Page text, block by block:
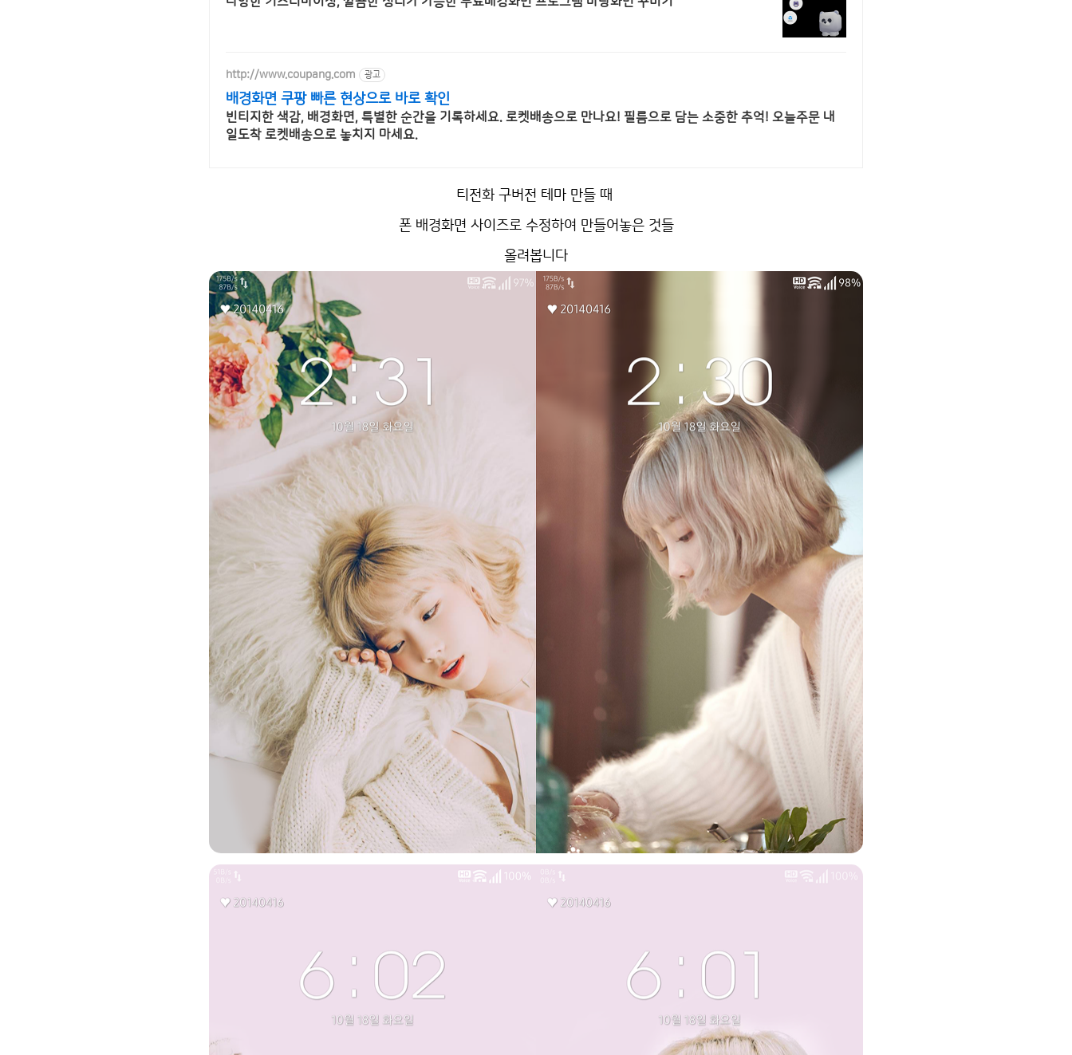
http://www.coupang.com 광고
배경화면 쿠팡 빠른 현상으로 바로 확인
빈티지한 색감, 배경화면, 특별한 순간을 기록하세요. 로켓배송으로 만나요! 필름으로 담는 소중한 추억! 오늘주문 내
일도착 로켓배송으로 놓치지 마세요.
티전화 구버전 테마 만들 때
폰 배경화면 사이즈로 수정하여 만들어놓은 것들
올려봅니다